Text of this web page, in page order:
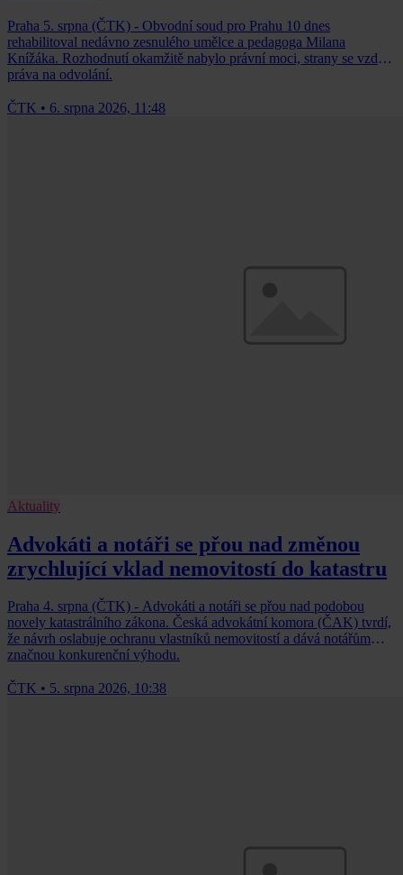
Praha 5. srpna (ČTK) - Obvodní soud pro Prahu 10 dnes
rehabilitoval nedávno zesnulého umělce a pedagoga Milana
Knížáka. Rozhodnutí okamžitě nabylo právní moci, strany se vzdaly
práva na odvolání.
ČTK • 6. srpna 2026, 11:48
Aktuality
Advokáti a notáři se přou nad změnou
zrychlující vklad nemovitostí do katastru
Praha 4. srpna (ČTK) - Advokáti a notáři se přou nad podobou
novely katastrálního zákona. Česká advokátní komora (ČAK) tvrdí,
že návrh oslabuje ochranu vlastníků nemovitostí a dává notářům
značnou konkurenční výhodu.
ČTK • 5. srpna 2026, 10:38